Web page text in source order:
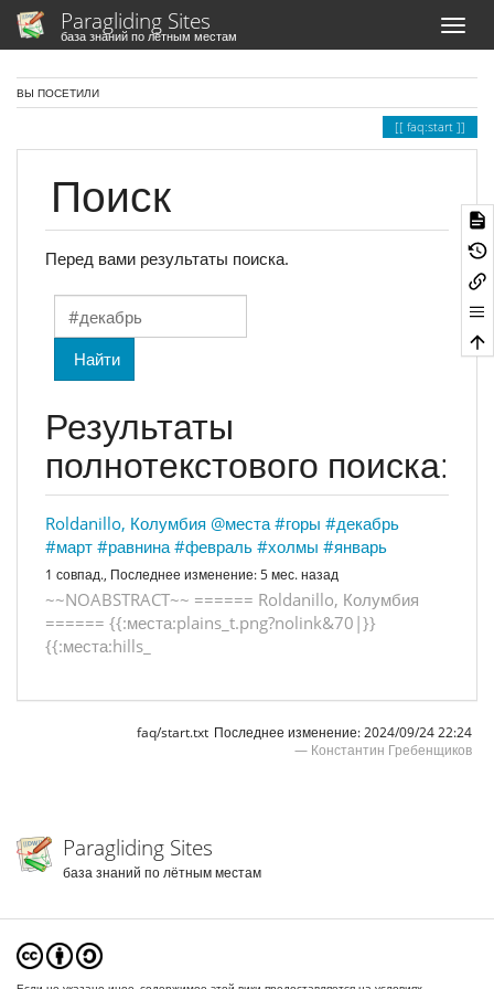
Paragliding Sites
база знаний по лётным местам
ВЫ ПОСЕТИЛИ
faq:start
Поиск
Перед вами результаты поиска.
Найти
Результаты
полнотекстового поиска:
Roldanillo, Колумбия @места #горы #декабрь
#март #равнина #февраль #холмы #январь
1 совпад., Последнее изменение:5 мес. назад
~~NOABSTRACT~~ ====== Roldanillo, Колумбия
====== {{:места:plains t.png?nolink&70 |}}
{{:места:hills
faq/start.txt Последнее изменение:2024/09/24 22:24
— Константин Гребенщиков
Paragliding Sites
база знаний по лётным местам